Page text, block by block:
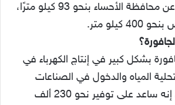
غرب سلوى. وتبعد عن محافظة الأحساء بنحو 93 كيلو مترًا،
كيلو متر.
بشكل كبير في إنتاج الكهرباء في
المياه والدخول في الصناعات
والتعدين. فضلًا عن إنه ساعد على توفير نحو 230 ألف